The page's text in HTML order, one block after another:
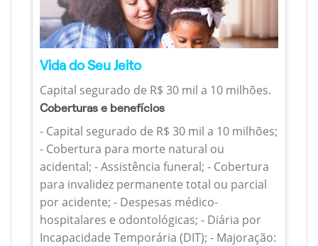
Vida do Seu Jeito
Capital segurado de R$ 30 mil a 10 milhões.
Coberturas e benefícios
- Capital segurado de R$ 30 mil a 10 milhões;
- Cobertura para morte natural ou
acidental; - Assistência funeral; - Cobertura
para invalidez permanente total ou parcial
por acidente; - Despesas médico-
hospitalares e odontológicas; - Diária por
Incapacidade Temporária (DIT); - Majoração: